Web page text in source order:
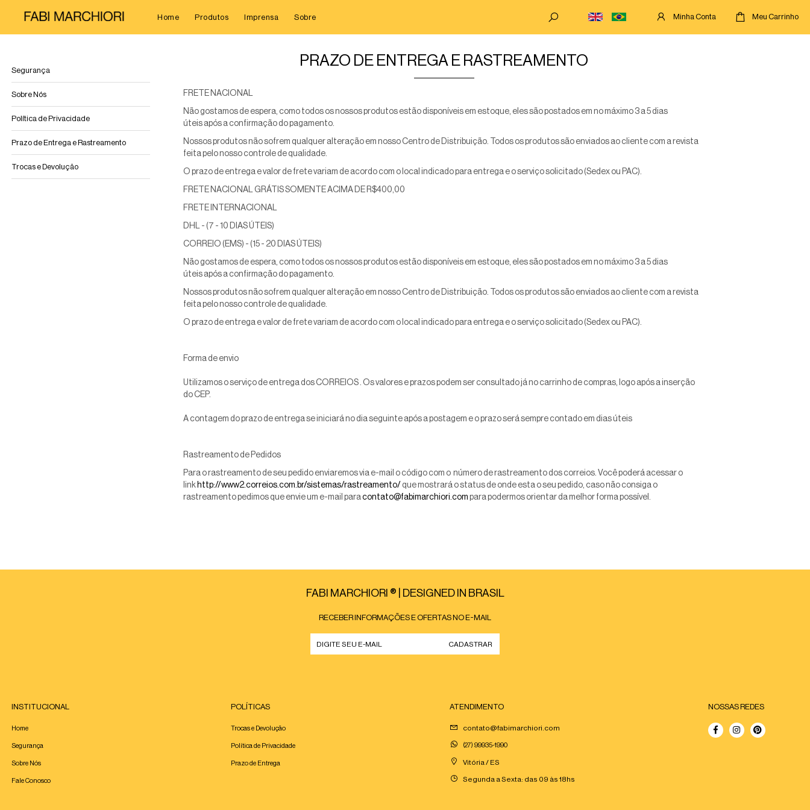
Home Produtos Imprensa Sobre Minha Conta Meu Carrinho
Segurança
Sobre Nós
Política de Privacidade
Prazo de Entrega e Rastreamento
Trocas e Devolução
PRAZO DE ENTREGA E RASTREAMENTO
FRETE NACIONAL
Não gostamos de espera, como todos os nossos produtos estão disponíveis em estoque, eles são postados em no máximo 3 a 5 dias
úteis após a confirmação do pagamento.
Nossos produtos não sofrem qualquer alteração em nosso Centro de Distribuição. Todos os produtos são enviados ao cliente com a revista
feita pelo nosso controle de qualidade.
O prazo de entrega e valor de frete variam de acordo com o local indicado para entrega e o serviço solicitado (Sedex ou PAC).
FRETE NACIONAL GRÁTIS SOMENTE ACIMA DE R$400,00
FRETE INTERNACIONAL
DHL - (7 - 10 DIAS ÚTEIS)
CORREIO (EMS) - (15 - 20 DIAS ÚTEIS)
Não gostamos de espera, como todos os nossos produtos estão disponíveis em estoque, eles são postados em no máximo 3 a 5 dias
úteis após a confirmação do pagamento.
Nossos produtos não sofrem qualquer alteração em nosso Centro de Distribuição. Todos os produtos são enviados ao cliente com a revista
feita pelo nosso controle de qualidade.
O prazo de entrega e valor de frete variam de acordo com o local indicado para entrega e o serviço solicitado (Sedex ou PAC).
Forma de envio
Utilizamos o serviço de entrega dos CORREIOS . Os valores e prazos podem ser consultado já no carrinho de compras, logo após a inserção
do CEP.
A contagem do prazo de entrega se iniciará no dia seguinte após a postagem e o prazo será sempre contado em dias úteis
Rastreamento de Pedidos
Para o rastreamento de seu pedido enviaremos via e-mail o código com o número de rastreamento dos correios. Você poderá acessar o
link http://www2.correios.com.br/sistemas/rastreamento/ que mostrará o status de onde esta o seu pedido, caso não consiga o
rastreamento pedimos que envie um e-mail paracontato@fabimarchiori.com para podermos orientar da melhor forma possível.
FABI MARCHIORI ® | DESIGNED IN BRASIL
RECEBER INFORMAÇÕES E OFERTAS NO E-MAIL
CADASTRAR
INSTITUCIONAL
Home
Segurança
Sobre Nós
Fale Conosco
POLÍTICAS
Trocas e Devolução
Política de Privacidade
Prazo de Entrega
ATENDIMENTO
contato@fabimarchiori.com
(27) 99935-1990
Vitória / ES
Segunda a Sexta: das 09 às 18hs
NOSSAS REDES